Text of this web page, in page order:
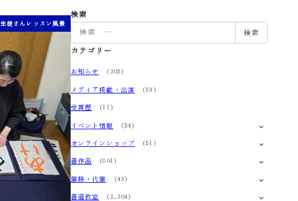
生徒さんレッスン風景
検索
索
検索
カテゴリー
お知らせ (305)
メディア掲載・出演 (59)
受賞歴 (11)
イベント情報 (54)
オンラインショップ (51)
書作品 (801)
筆耕・代筆 (43)
書道教室 (2,304)